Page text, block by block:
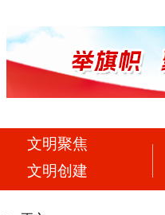
文明聚焦
文明创建